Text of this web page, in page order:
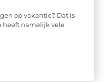
op vakantie? Dat is
heeft namelijk vele